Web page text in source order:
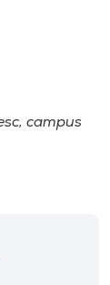
campus